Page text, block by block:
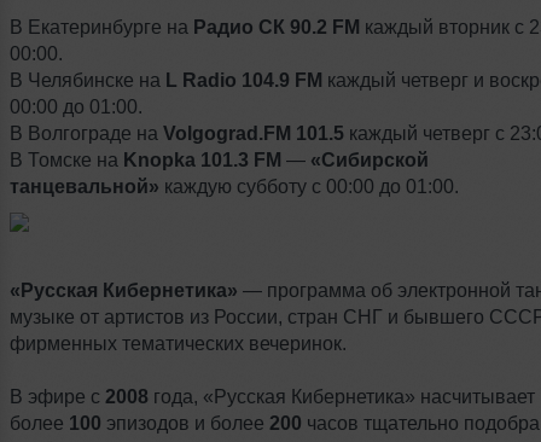
В Екатеринбурге на Радио СК 90.2 FM каждый вторник с
00:00.
В Челябинске на L Radio 104.9 FM каждый четверг и
00:00 до 01:00.
В Волгограде на Volgograd.FM 101.5 каждый четверг с
В Томске на Knopka 101.3 FM — «Сибирской
танцевальной» каждую субботу с 00:00 до 01:00.
«Русская Кибернетика» — программа об электронной
музыке от артистов из России, стран СНГ и бывшего
фирменных тематических вечеринок.
В эфире с 2008 года, «Русская Кибернетика» насчитывает
более 100 эпизодов и более 200 часов тщательно